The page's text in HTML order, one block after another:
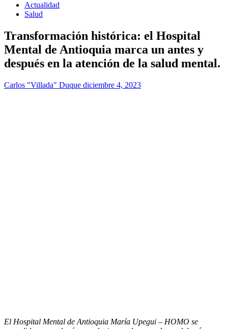
Actualidad
Salud
Transformación histórica: el Hospital
Mental de Antioquia marca un antes y
después en la atención de la salud mental.
Carlos "Villada" Duque diciembre 4, 2023
El Hospital Mental de Antioquia María Upegui – HOMO se